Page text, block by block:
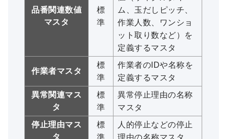
品番関連数値
マスタ
標
準
ム、玉だしピッチ、
作業人数、ワンショ
ット取り数など）を
定義するマスタ
作業者マスタ
標
準
作業者のIDや名称を
定義するマスタ
異常関連マス
タ
標
準
異常停止理由の名称
マスタ
停止理由マス
タ
標
人的停止などの停止